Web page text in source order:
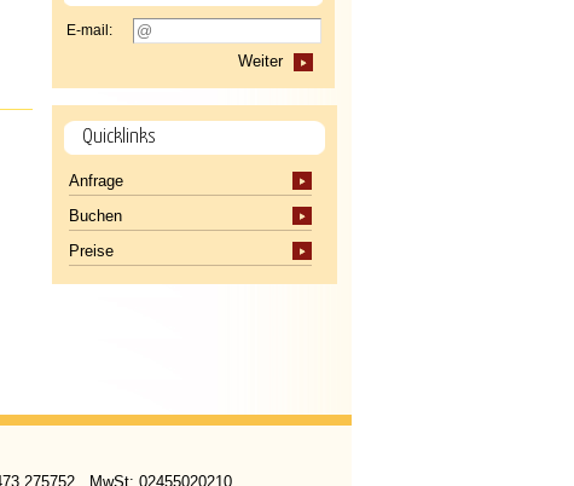
E-mail:
Weiter
Quicklinks
Anfrage
Buchen
Preise
275752 . MwSt: 02455020210